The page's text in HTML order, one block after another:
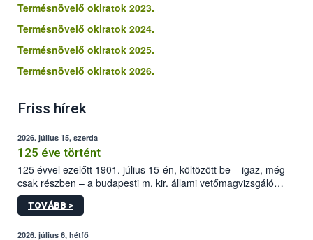
Termésnövelő okiratok 2023.
Termésnövelő okiratok 2024.
Termésnövelő okiratok 2025.
Termésnövelő okiratok 2026.
Friss hírek
2026. július 15, szerda
125 éve történt
125 évvel ezelőtt 1901. július 15-én, költözött be – igaz, még
csak részben – a budapesti m. kir. állami vetőmagvizsgáló
állomás a Kis Rókus utca 15. szám alatti, Czigler Győző által
tervezett új épületébe.
TOVÁBB >
2026. július 6, hétfő